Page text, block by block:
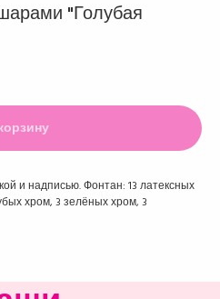
"Голубая
и надписью. Фонтан: 13 латексных
хром, 3 зелёных хром, 3